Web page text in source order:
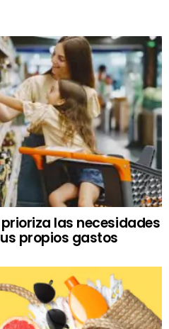
las necesidades
propios gastos